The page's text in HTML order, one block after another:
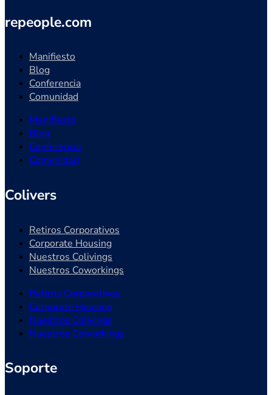
repeople.com
Manifiesto
Blog
Conferencia
Comunidad
Manifiesto
Blog
Conferencia
Comunidad
Colivers
Retiros Corporativos
Corporate Housing
Nuestros Colivings
Nuestros Coworkings
Retiros Corporativos
Corporate Housing
Nuestros Colivings
Nuestros Coworkings
Soporte